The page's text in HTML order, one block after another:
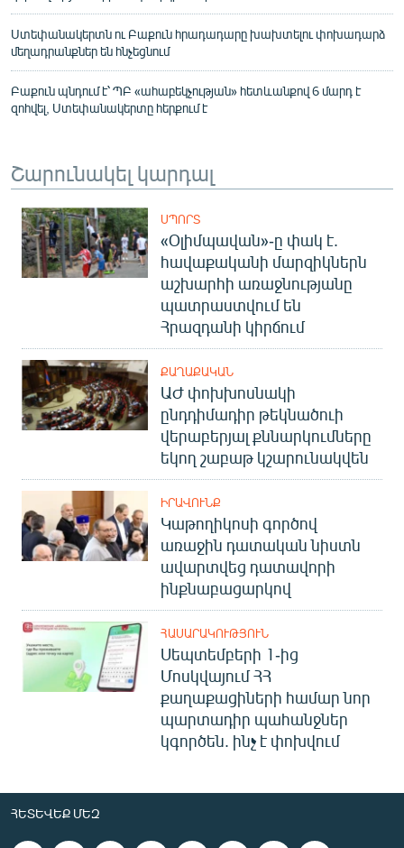
Ստեփանակերտն ու Բաքուն հրադադարը խախտելու փոխադարձ
մեղադրանքներ են հնչեցնում
Բաքուն պնդում է՝ ՊԲ «ահաբեկչության» հետևանքով 6 մարդ է
զոհվել, Ստեփանակերտը հերքում է
Շարունակել կարդալ
ՍՊՈՐՏ
«Օլիմպավան»-ը փակ է.
հավաքականի մարզիկներն
աշխարհի առաջնությանը
պատրաստվում են
Հրազդանի կիրճում
ՔԱՂԱՔԱԿԱՆ
ԱԺ փոխխոսնակի
ընդդիմադիր թեկնածուի
վերաբերյալ քննարկումները
եկող շաբաթ կշարունակվեն
ԻՐԱՎՈՒՆՔ
Կաթողիկոսի գործով
առաջին դատական նիստն
ավարտվեց դատավորի
ինքնաբացարկով
ՀԱՍԱՐԱԿՈՒԹՅՈՒՆ
Սեպտեմբերի 1-ից
Մոսկվայում ՀՀ
քաղաքացիների համար նոր
պարտադիր պահանջներ
կգործեն. ինչ է փոխվում
ՀԵՏԵՎԵՔ ՄԵԶ